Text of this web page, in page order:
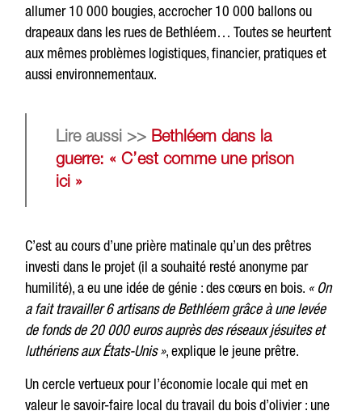
allumer 10 000 bougies, accrocher 10 000 ballons ou
drapeaux dans les rues de Bethléem… Toutes se heurtent
aux mêmes problèmes logistiques, financier, pratiques et
aussi environnementaux.
Lire aussi >> Bethléem dans la
guerre: « C’est comme une prison
ici »
C’est au cours d’une prière matinale qu’un des prêtres
investi dans le projet (il a souhaité resté anonyme par
humilité), a eu une idée de génie : des cœurs en bois. « On
a fait travailler 6 artisans de Bethléem grâce à une levée
de fonds de 20 000 euros auprès des réseaux jésuites et
luthériens aux États-Unis », explique le jeune prêtre.
Un cercle vertueux pour l’économie locale qui met en
valeur le savoir-faire local du travail du bois d’olivier : une